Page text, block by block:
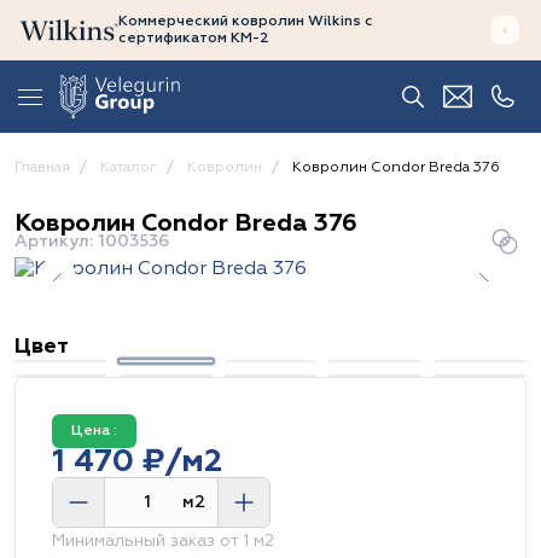
Коммерческий ковролин Wilkins с
сертификатом КМ-2
Главная Каталог Ковролин Ковролин Condor Breda 376
Ковролин Condor Breda 376
Артикул: 1003536
Цвет
Цена :
1 470 ₽/м2
м2
Минимальный заказ от 1 м2